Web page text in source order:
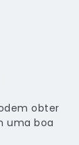
obter
uma boa